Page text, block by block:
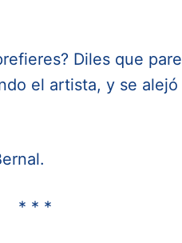
Diles que
el artista, y se
* * *